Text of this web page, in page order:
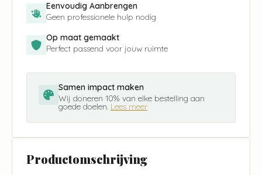
Eenvoudig Aanbrengen
Geen professionele hulp nodig
Op maat gemaakt
Perfect passend voor jouw ruimte
Samen impact maken
Wij doneren 10% van elke bestelling aan
goede doelen. Lees meer
Productomschrijving